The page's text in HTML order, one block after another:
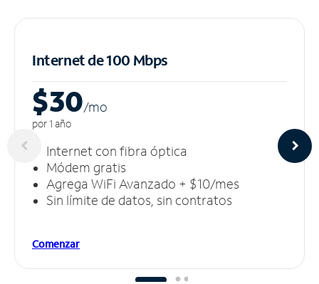
Internet de 100 Mbps
$30/mo
por 1 año
Internet con fibra óptica
Módem gratis
Agrega WiFi Avanzado + $10/mes
Sin límite de datos, sin contratos
Comenzar